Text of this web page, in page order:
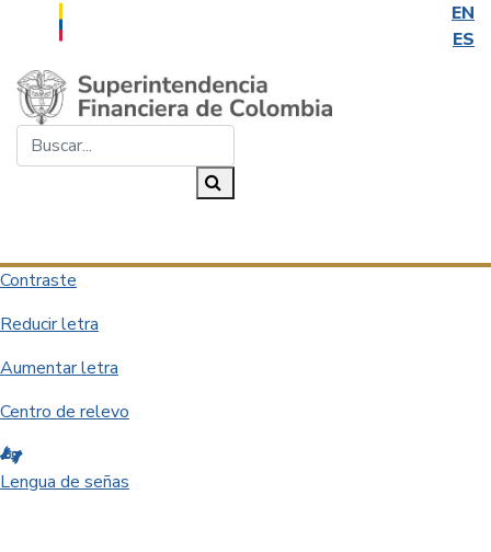
EN
ES
Saltar al contenido principal
Contraste
Reducir letra
Aumentar letra
Centro de relevo
Lengua de señas